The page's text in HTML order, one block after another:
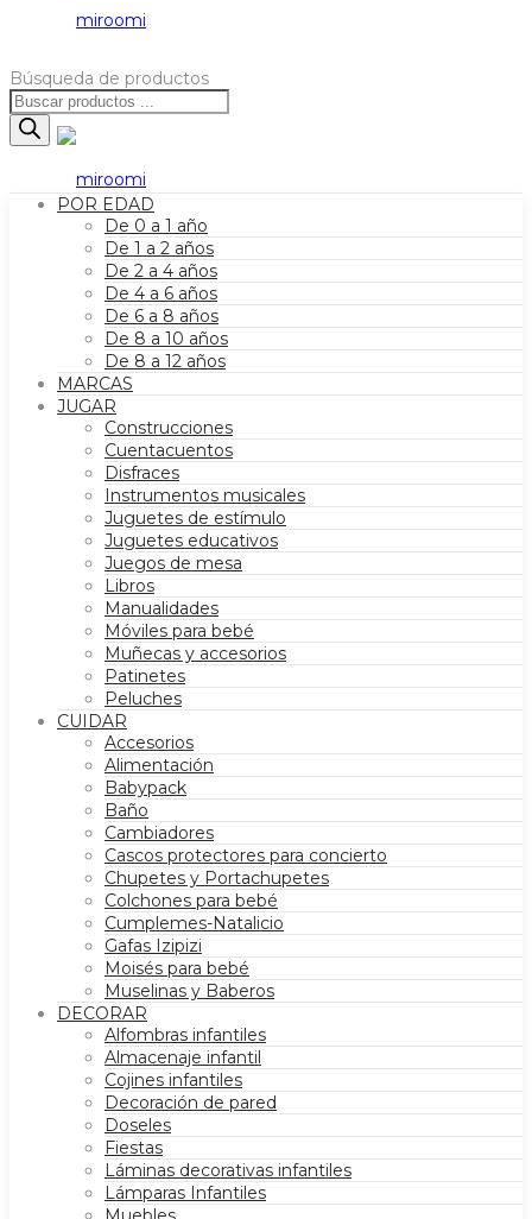
Búsqueda de productos
POR EDAD
De 0 a 1 año
De 1 a 2 años
De 2 a 4 años
De 4 a 6 años
De 6 a 8 años
De 8 a 10 años
De 8 a 12 años
MARCAS
JUGAR
Construcciones
Cuentacuentos
Disfraces
Instrumentos musicales
Juguetes de estímulo
Juguetes educativos
Juegos de mesa
Libros
Manualidades
Móviles para bebé
Muñecas y accesorios
Patinetes
Peluches
CUIDAR
Accesorios
Alimentación
Babypack
Baño
Cambiadores
Cascos protectores para concierto
Chupetes y Portachupetes
Colchones para bebé
Cumplemes-Natalicio
Gafas Izipizi
Moisés para bebé
Muselinas y Baberos
DECORAR
Alfombras infantiles
Almacenaje infantil
Cojines infantiles
Decoración de pared
Doseles
Fiestas
Láminas decorativas infantiles
Lámparas Infantiles